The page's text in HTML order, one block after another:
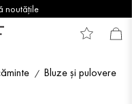
noutățile
Bluze și pulovere